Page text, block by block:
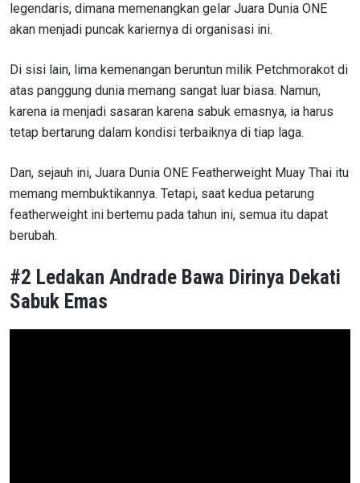
legendaris, dimana memenangkan gelar Juara Dunia ONE
akan menjadi puncak kariernya di organisasi ini.
Di sisi lain, lima kemenangan beruntun milik Petchmorakot di
atas panggung dunia memang sangat luar biasa. Namun,
karena ia menjadi sasaran karena sabuk emasnya, ia harus
tetap bertarung dalam kondisi terbaiknya di tiap laga.
Dan, sejauh ini, Juara Dunia ONE Featherweight Muay Thai itu
memang membuktikannya. Tetapi, saat kedua petarung
featherweight ini bertemu pada tahun ini, semua itu dapat
berubah.
#2 Ledakan Andrade Bawa Dirinya Dekati
Sabuk Emas